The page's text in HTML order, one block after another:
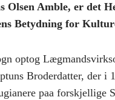
Olsen Amble, er det
Betydning for
optog
Broderdatter, der i
paa forskjellige